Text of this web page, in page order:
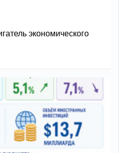
экономического